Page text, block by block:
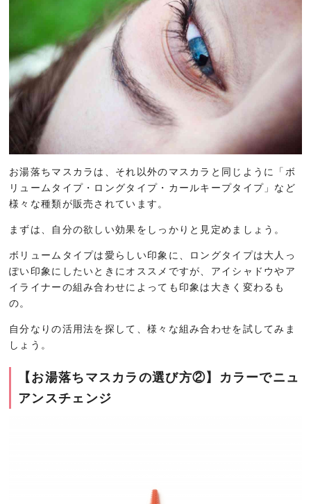
お湯落ちマスカラは、それ以外のマスカラと同じように「ボ
リュームタイプ・ロングタイプ・カールキープタイプ」など
様々な種類が販売されています。
まずは、自分の欲しい効果をしっかりと見定めましょう。
ボリュームタイプは愛らしい印象に、ロングタイプは大人っ
ぽい印象にしたいときにオススメですが、アイシャドウやア
イライナーの組み合わせによっても印象は大きく変わるも
の。
自分なりの活用法を探して、様々な組み合わせを試してみま
しょう。
【お湯落ちマスカラの選び方②】カラーでニュ
アンスチェンジ